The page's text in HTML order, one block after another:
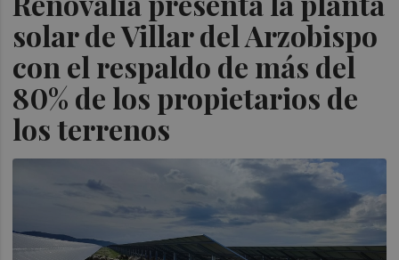
solar de Villar del Arzobispo
con el respaldo de más del
80% de los propietarios de
los terrenos